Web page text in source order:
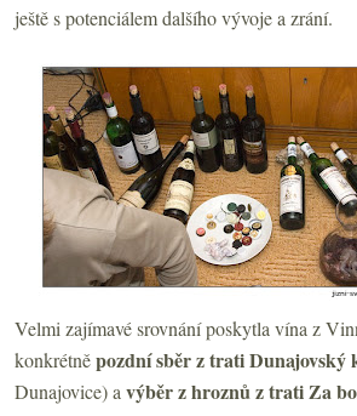
ještě s potenciálem dalšího vývoje a zrání.
Velmi zajímavé srovnání poskytla vína z
konkrétněpozdní sběr z trati Dunajovský
Dunajovice) a výběr z hroznů z trati Za